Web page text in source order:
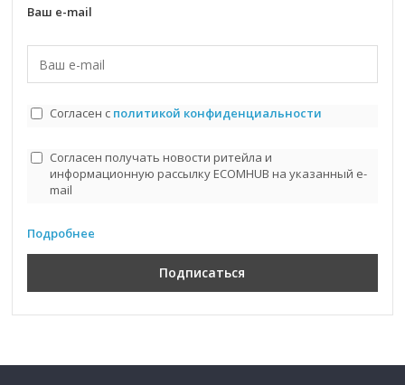
Ваш e-mail
Согласен с политикой конфиденциальности
Согласен получать новости ритейла и
информационную рассылку ECOMHUB на указанный e-
mail
Подробнее